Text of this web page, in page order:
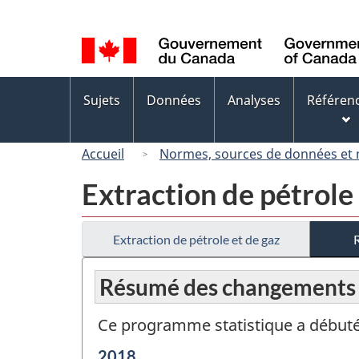
de
la
langue
des
Sujets Données Analyses
Accueil Normes, sources de données et
Extraction de pétrole
Extraction de pétrole et de gaz
Résumé des changements
Ce programme statistique a